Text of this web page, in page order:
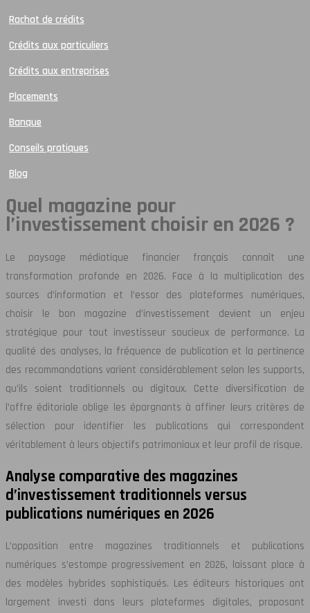
Rachat de crédits
Crédits aux particuliers
Crédits aux entreprises
Placements
Banque
Conseils pratiques
Blog
Quel magazine pour
l’investissement choisir en 2026 ?
Le paysage médiatique financier français connaît une
transformation profonde en 2026. Face à la multiplication des
sources d’information et l’essor des plateformes numériques,
choisir le bon magazine d’investissement devient un enjeu
stratégique pour tout investisseur soucieux de performance. La
qualité des analyses, la fréquence de publication et la pertinence
des recommandations varient considérablement selon les supports,
qu’ils soient traditionnels ou digitaux. Cette diversification de
l’offre éditoriale oblige les épargnants à affiner leurs critères de
sélection pour identifier les publications qui correspondent
véritablement à leurs objectifs patrimoniaux et leur profil de risque.
Analyse comparative des magazines
d’investissement traditionnels versus
publications numériques en 2026
L’opposition entre magazines traditionnels et publications
numériques s’estompe progressivement en 2026, laissant place à
des modèles hybrides sophistiqués. Les éditeurs historiques ont
largement investi dans leurs plateformes digitales, proposant